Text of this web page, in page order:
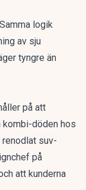
logik
av sju
tyngre än
på att
kombi-döden hos
suv-
på
att kunderna